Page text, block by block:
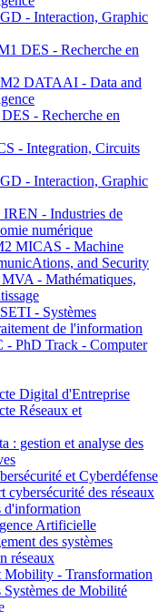
- Interaction, Graphic
DES - Recherche en
DATAAI - Data and
- Recherche en
- Integration, Circuits
- Interaction, Graphic
- Industries de
numérique
MICAS - Machine
and Security
- Mathématiques,
- Systèmes
de l'information
- PhD Track - Computer
Digital d'Entreprise
Réseaux et
: gestion et analyse des
et Cyberdéfense
cybersécurité des réseaux
d'information
Artificielle
des systèmes
réseaux
Mobility - Transformation
Systèmes de Mobilité